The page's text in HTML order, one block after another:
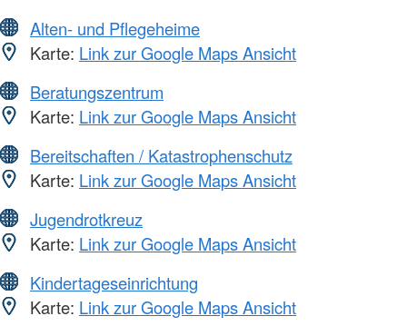
Alten- und Pflegeheime
Karte: Link zur Google Maps Ansicht
Beratungszentrum
Karte: Link zur Google Maps Ansicht
Bereitschaften / Katastrophenschutz
Karte: Link zur Google Maps Ansicht
Jugendrotkreuz
Karte: Link zur Google Maps Ansicht
Kindertageseinrichtung
Karte: Link zur Google Maps Ansicht